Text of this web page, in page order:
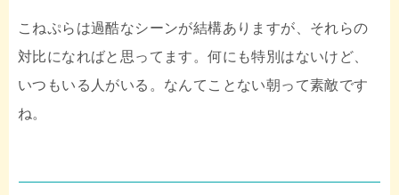
こねぷらは過酷なシーンが結構ありますが、それらの
対比になればと思ってます。何にも特別はないけど、
いつもいる人がいる。なんてことない朝って素敵です
ね。